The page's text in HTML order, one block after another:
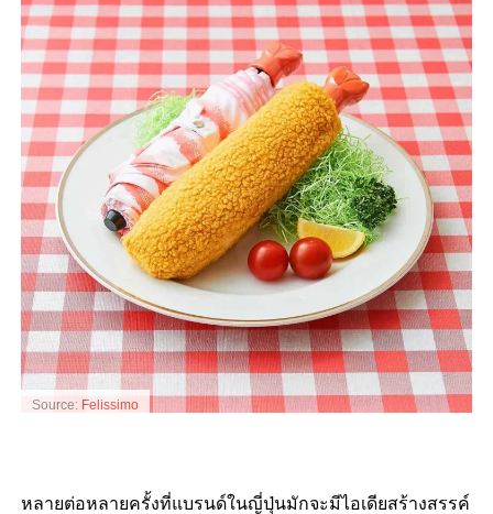
Source: Felissimo
หลายต่อหลายครั้งที่แบรนด์ในญี่ปุ่นมักจะมีไอเดียสร้างสรรค์